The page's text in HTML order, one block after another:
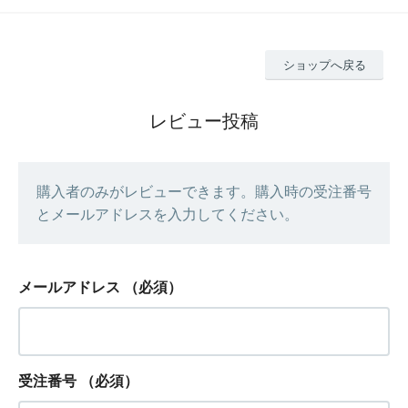
ショップへ戻る
レビュー投稿
購入者のみがレビューできます。購入時の受注番号
とメールアドレスを入力してください。
メールアドレス （必須）
受注番号 （必須）